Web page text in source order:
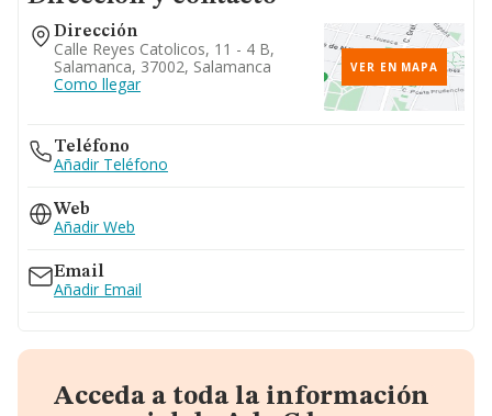
Dirección
Calle Reyes Catolicos, 11 - 4 B,
Salamanca, 37002, Salamanca
Como llegar
VER EN MAPA
Teléfono
Añadir Teléfono
Web
Añadir Web
Email
Añadir Email
Acceda a toda la información